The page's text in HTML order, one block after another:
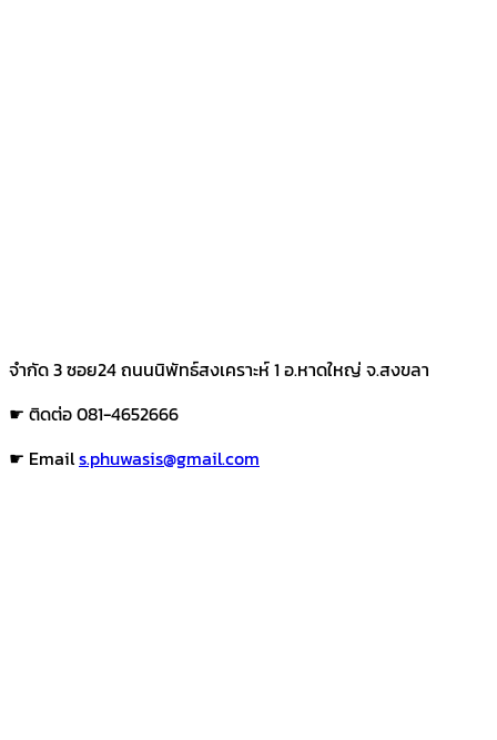
จำกัด 3 ซอย24 ถนนนิพัทธ์สงเคราะห์ 1 อ.หาดใหญ่ จ.สงขลา
☛ ติดต่อ 081-4652666
☛ Emails.phuwasis@gmail.com